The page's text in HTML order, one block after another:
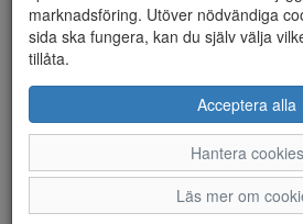
marknadsföring. Utöver nödvändiga
sida ska fungera, kan du själv välja
tillåta.
Acceptera alla
Hantera cookies
Läs mer om